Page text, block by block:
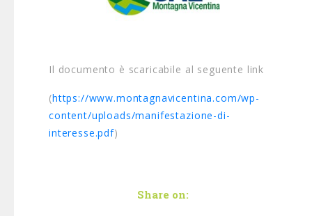
Il documento è scaricabile al seguente link
(https://www.montagnavicentina.com/wp-
content/uploads/manifestazione-di-
interesse.pdf)
Share on: